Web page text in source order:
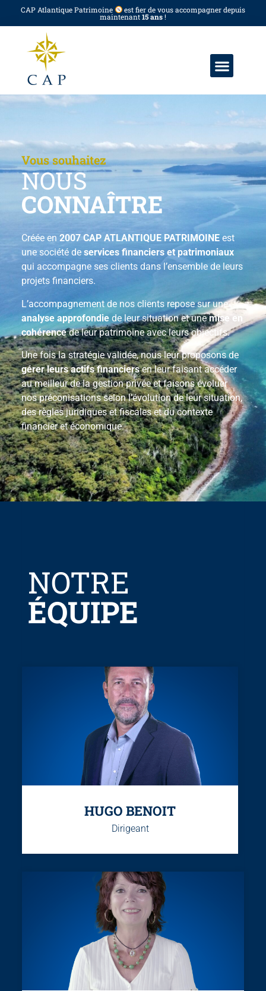
CAP Atlantique Patrimoine est fier de vous accompagner depuis
maintenant15 ans!
Vous souhaitez
NOUS
CONNAÎTRE
Créée en 2007 CAP ATLANTIQUE PATRIMOINEest
une société de services financiers et patrimoniaux
qui accompagne ses clients dans l’ensemble de leurs
projets financiers.
L’accompagnement de nos clients repose sur une
analyse approfondiede leur situation et unemise en
cohérencede leur patrimoine avec leurs objectifs.
Une fois la stratégie validée, nous leur proposons de
gérer leurs actifs financiersen leur faisant accéder
au meilleur de la gestion privée et faisons évoluer
nos préconisations selon l’évolution de leur situation,
des règles juridiques et fiscales et du contexte
financier et économique.
NOTRE
ÉQUIPE
HUGO BENOIT
Dirigeant